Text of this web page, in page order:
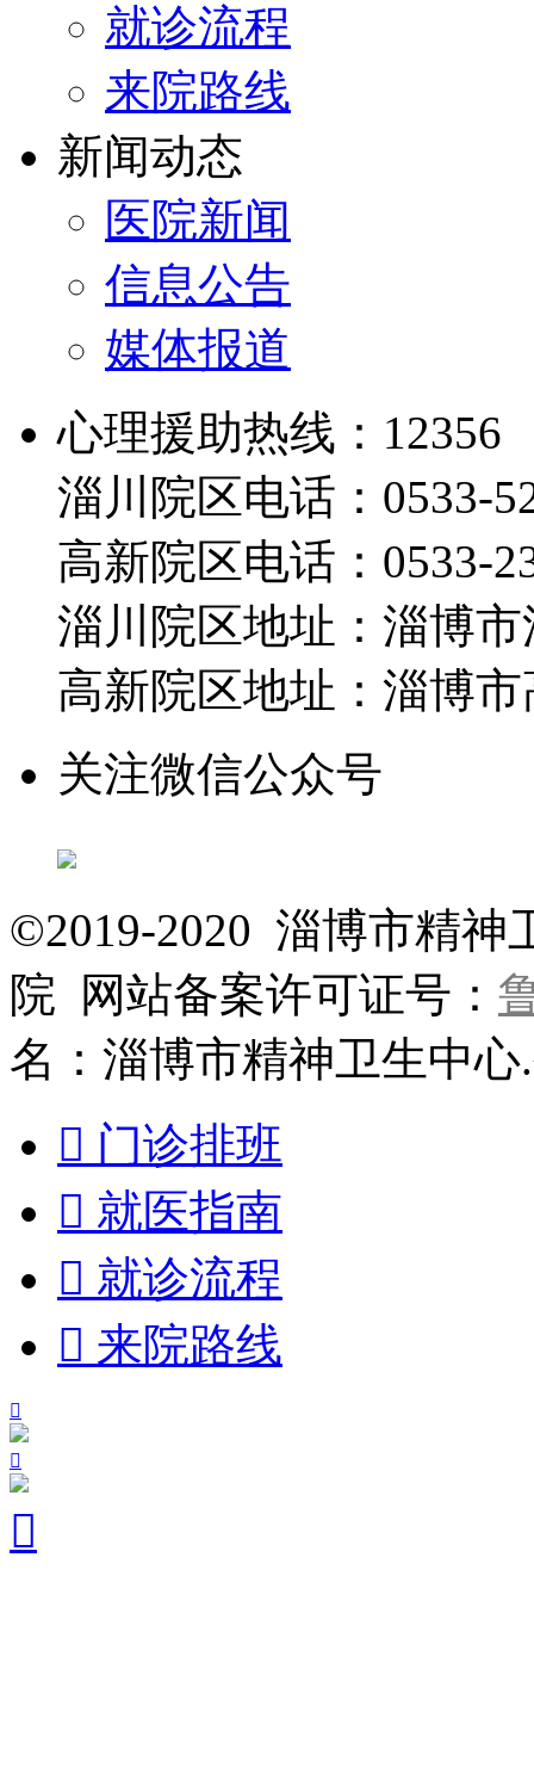
就诊流程
来院路线
新闻动态
医院新闻
信息公告
媒体报道
心理援助热线：12356
淄川院区电话：0533-
高新院区电话：0533-
淄川院区地址：淄博
高新院区地址：淄博
关注微信公众号
©2019-2020 淄博市精神
院 网站备案许可证号：
名：淄博市精神卫生中心
 门诊排班
 就医指南
 就诊流程
 来院路线


